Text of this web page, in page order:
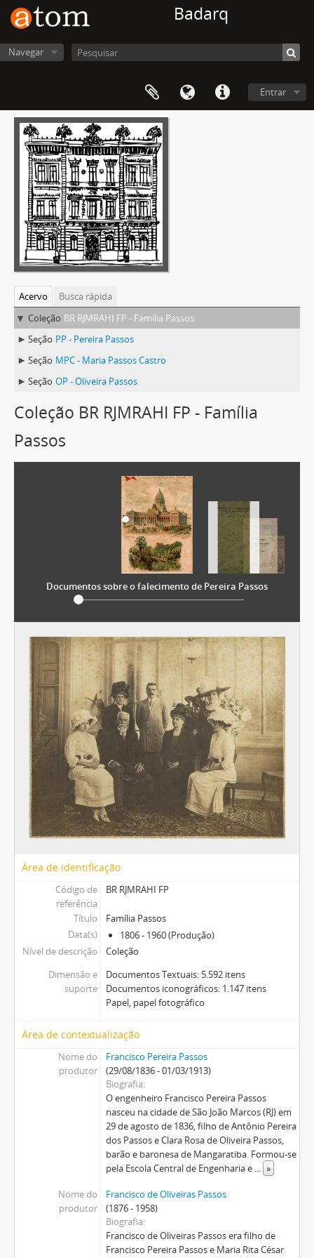
Badarq
Navegar
Entrar
Acervo
Busca rápida
Coleção BR RJMRAHI FP - Família Passos
Seção PP - Pereira Passos
Seção MPC - Maria Passos Castro
Seção OP - Oliveira Passos
Coleção BR RJMRAHI FP - Família
Passos
Documentos sobre o falecimento de Pereira Passos
Área de identificação
Código de
referência
BR RJMRAHI FP
Título
Família Passos
Data(s)
1806 - 1960 (Produção)
Nível de descrição
Coleção
Dimensão e
suporte
Documentos Textuais: 5.592 itens
Documentos iconográficos: 1.147 itens
Papel, papel fotográfico
Área de contextualização
Nome do
produtor
Francisco Pereira Passos
(29/08/1836 - 01/03/1913)
Biografia
O engenheiro Francisco Pereira Passos
nasceu na cidade de São João Marcos (RJ) em
29 de agosto de 1836, filho de Antônio Pereira
dos Passos e Clara Rosa de Oliveira Passos,
barão e baronesa de Mangaratiba. Formou-se
pela Escola Central de Engenharia e ... »
Nome do
produtor
Francisco de Oliveiras Passos
(1876 - 1958)
Biografia
Francisco de Oliveiras Passos era filho de
Francisco Pereira Passos e Maria Rita César